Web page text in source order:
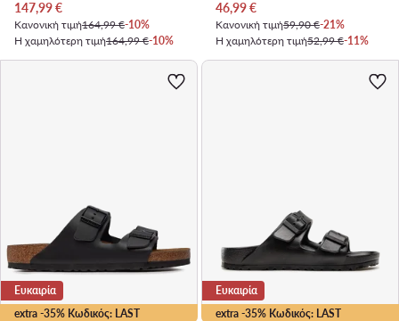
Τρέχουσα τιμή
147,99€
Κανονική τιμή164,99 €-10%
Η χαμηλότερη τιμή164,99 €-10%
Τρέχουσα τιμή
46,99€
Κανονική τιμή59,90 €-21%
Η χαμηλότερη τιμή52,99 €-11%
extra -35% Κωδικός: LAST
Ευκαιρία
extra -35% Κωδικός: LAST
Ευκαιρία